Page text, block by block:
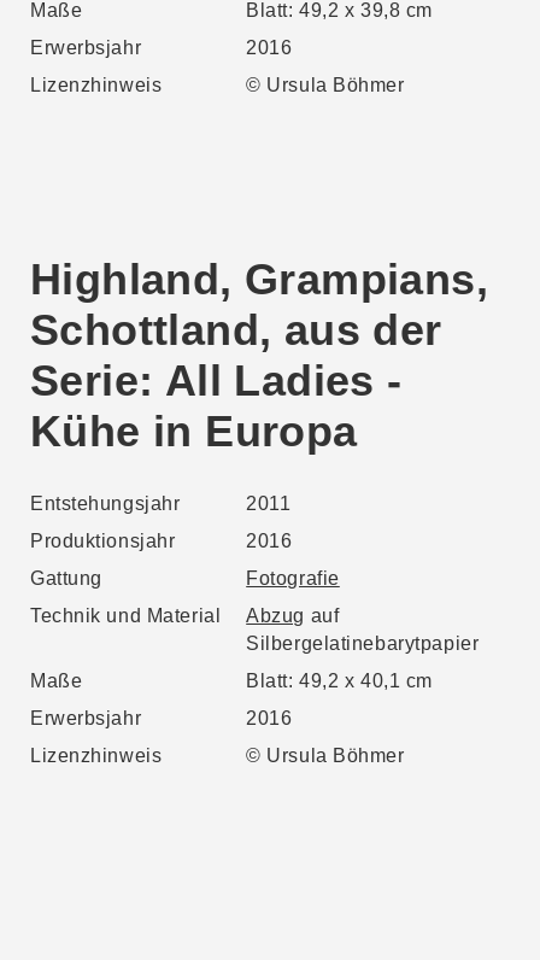
Maße
Blatt: 49,2 x 39,8 cm
Erwerbsjahr
2016
Lizenzhinweis
© Ursula Böhmer
Highland, Grampians,
Schottland, aus der
Serie: All Ladies -
Kühe in Europa
Entstehungsjahr
2011
Produktionsjahr
2016
Gattung
Fotografie
Technik und Material
Abzug auf
Silbergelatinebarytpapier
Maße
Blatt: 49,2 x 40,1 cm
Erwerbsjahr
2016
Lizenzhinweis
© Ursula Böhmer